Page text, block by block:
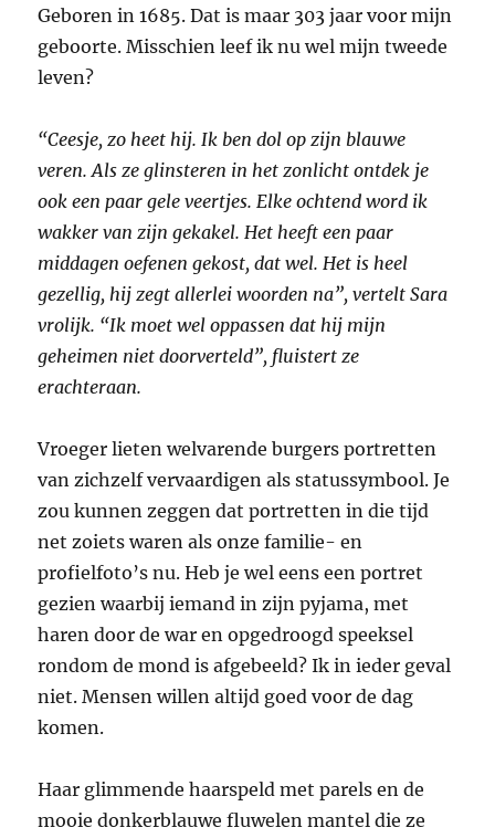
Geboren in 1685. Dat is maar 303 jaar voor mijn
geboorte. Misschien leef ik nu wel mijn tweede
leven?
“Ceesje, zo heet hij. Ik ben dol op zijn blauwe
veren. Als ze glinsteren in het zonlicht ontdek je
ook een paar gele veertjes. Elke ochtend word ik
wakker van zijn gekakel. Het heeft een paar
middagen oefenen gekost, dat wel. Het is heel
gezellig, hij zegt allerlei woorden na”, vertelt Sara
vrolijk. “Ik moet wel oppassen dat hij mijn
geheimen niet doorverteld”, fluistert ze
erachteraan.
Vroeger lieten welvarende burgers portretten
van zichzelf vervaardigen als statussymbool. Je
zou kunnen zeggen dat portretten in die tijd
net zoiets waren als onze familie- en
profielfoto’s nu. Heb je wel eens een portret
gezien waarbij iemand in zijn pyjama, met
haren door de war en opgedroogd speeksel
rondom de mond is afgebeeld? Ik in ieder geval
niet. Mensen willen altijd goed voor de dag
komen.
Haar glimmende haarspeld met parels en de
mooie donkerblauwe fluwelen mantel die ze